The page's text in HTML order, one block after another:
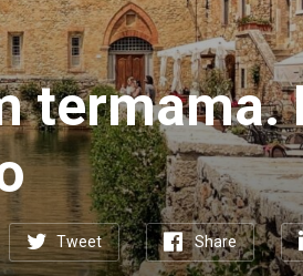
termama.
Tweet Share